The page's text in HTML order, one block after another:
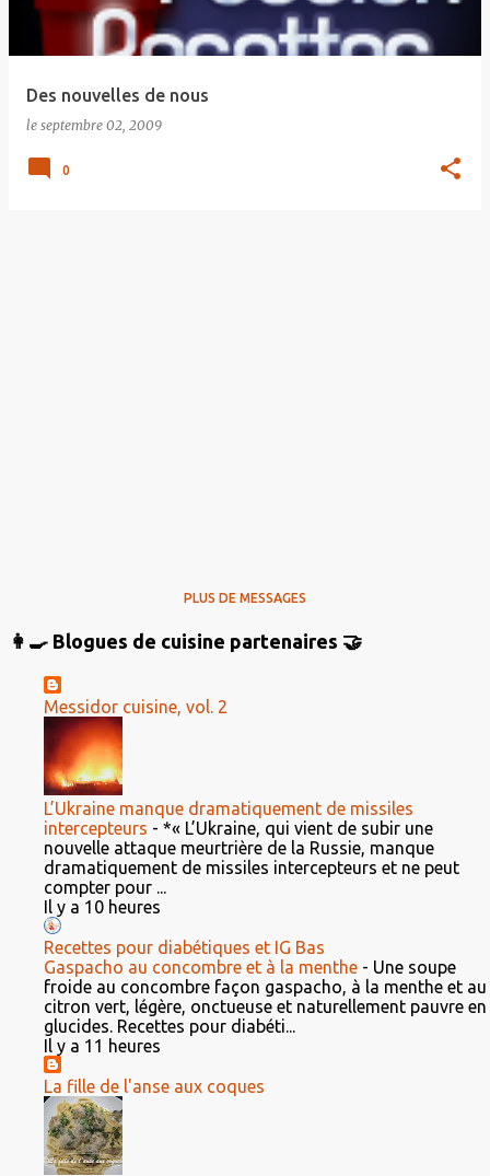
Des nouvelles de nous
le septembre 02, 2009
0
PLUS DE MESSAGES
👩‍🍳 Blogues de cuisine partenaires 🤝
Messidor cuisine, vol. 2
L’Ukraine manque dramatiquement de missiles
intercepteurs - *« L’Ukraine, qui vient de subir une
nouvelle attaque meurtrière de la Russie, manque
dramatiquement de missiles intercepteurs et ne peut
compter pour ...
Il y a 10 heures
Recettes pour diabétiques et IG Bas
Gaspacho au concombre et à la menthe - Une soupe
froide au concombre façon gaspacho, à la menthe et au
citron vert, légère, onctueuse et naturellement pauvre en
glucides. Recettes pour diabéti...
Il y a 11 heures
La fille de l'anse aux coques